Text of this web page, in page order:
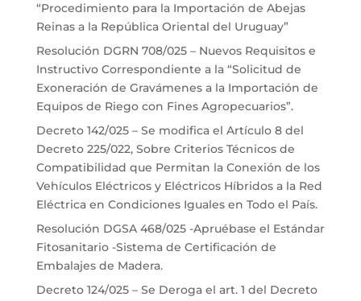
“Procedimiento para la Importación de Abejas
Reinas a la República Oriental del Uruguay”
Resolución DGRN 708/025 – Nuevos Requisitos e
Instructivo Correspondiente a la “Solicitud de
Exoneración de Gravámenes a la Importación de
Equipos de Riego con Fines Agropecuarios”.
Decreto 142/025 – Se modifica el Artículo 8 del
Decreto 225/022, Sobre Criterios Técnicos de
Compatibilidad que Permitan la Conexión de los
Vehículos Eléctricos y Eléctricos Híbridos a la Red
Eléctrica en Condiciones Iguales en Todo el País.
Resolución DGSA 468/025 -Apruébase el Estándar
Fitosanitario -Sistema de Certificación de
Embalajes de Madera.
Decreto 124/025 – Se Deroga el art. 1 del Decreto